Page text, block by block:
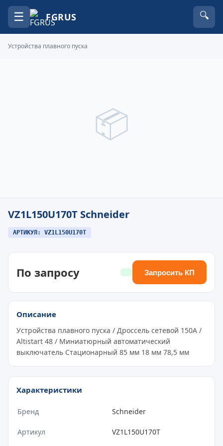
☰ FGRUS 🔍
Устройства плавного пуска
📦
VZ1L150U170T Schneider
АРТИКУЛ: VZ1L150U170T
По запросу Запросить КП
Описание
Устройства плавного пуска / Дроссель сетевой 150А /
Altistart 48 / Миниатюрный автоматический
выключатель Стационарный 85 мм 18 мм 78,5 мм
Характеристики
Бренд Schneider
Артикул VZ1L150U170T